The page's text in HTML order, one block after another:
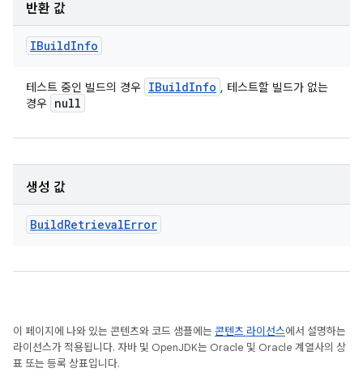
반환 값
IBuildInfo
테스트 중인 빌드의 경우 IBuildInfo , 테스트할 빌드가 없는
경우 null
생성 값
BuildRetrievalError
이 페이지에 나와 있는 콘텐츠와 코드 샘플에는 콘텐츠 라이선스에서 설명하는
라이선스가 적용됩니다. 자바 및 OpenJDK는 Oracle 및 Oracle 계열사의 상
표 또는 등록 상표입니다.